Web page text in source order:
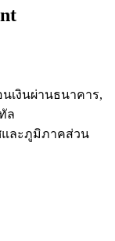
ละสินค้าโภคภัณฑ์
นเงินผ่านธนาคาร,
ล
และภูมิภาคส่วน